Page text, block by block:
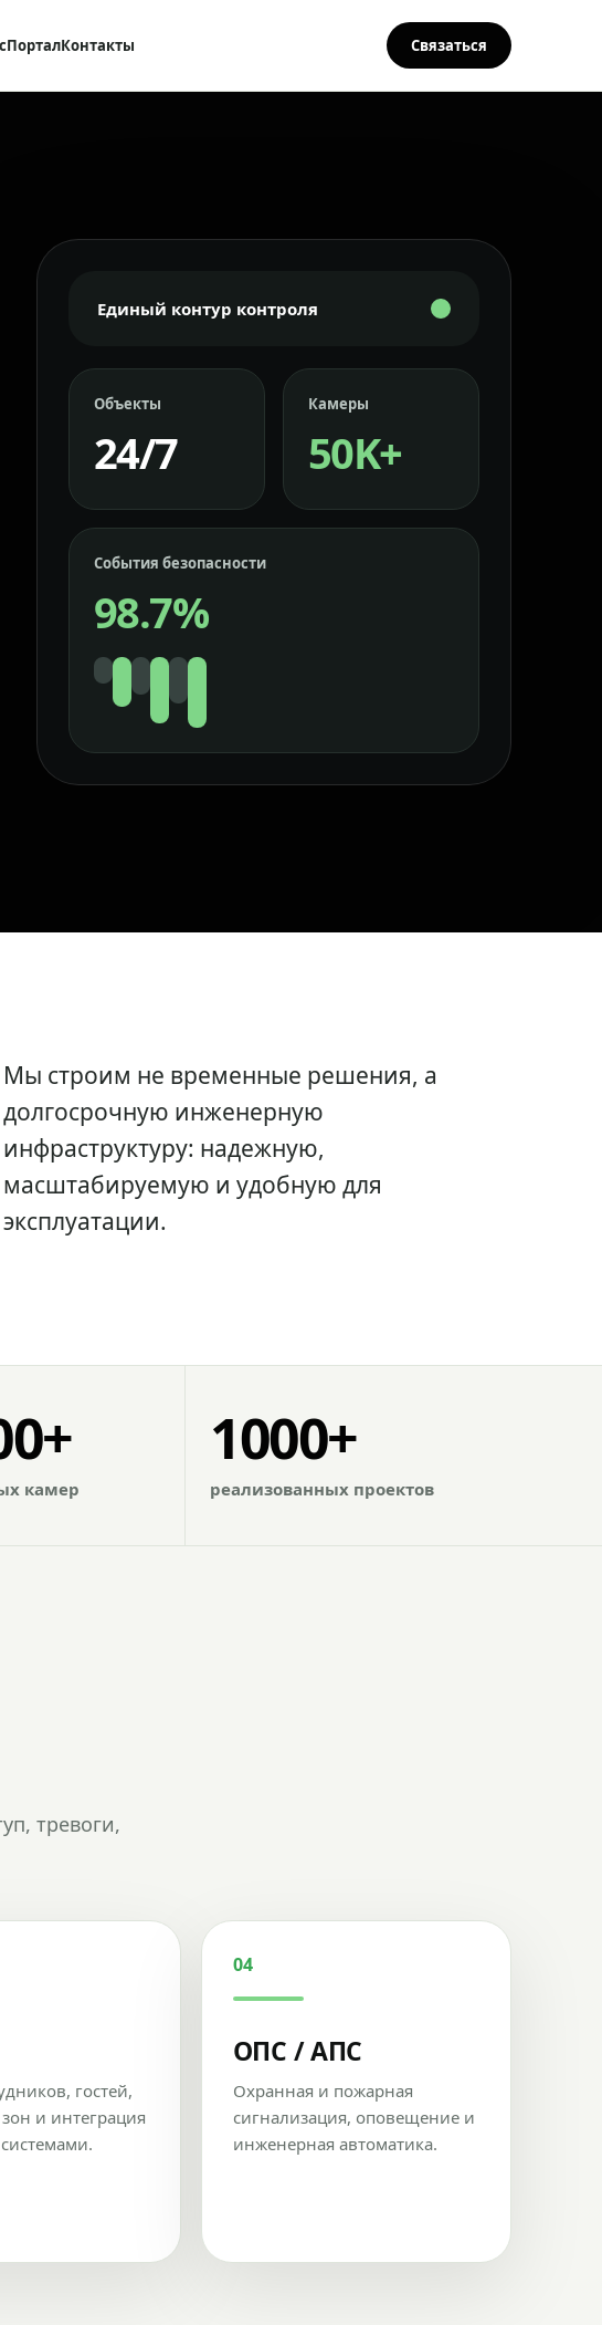
ПорталКонтакты Связаться
Единый контур контроля
Объекты
24/7
Камеры
50K+
События безопасности
98.7%
Мы строим не временные решения, а
долгосрочную инженерную
инфраструктуру: надежную,
масштабируемую и удобную для
эксплуатации.
камер
1000+
реализованных проектов
тревоги,
гостей,
и интеграция
04
ОПС / АПС
Охранная и пожарная
сигнализация, оповещение и
инженерная автоматика.